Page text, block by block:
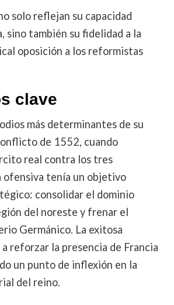
solo reflejan su capacidad
sino también su fidelidad a la
oposición a los reformistas
clave
más determinantes de su
de 1552, cuando
real contra los tres
ofensiva tenía un objetivo
consolidar el dominio
del noreste y frenar el
Germánico. La exitosa
a reforzar la presencia de Francia
un punto de inflexión en la
del reino.